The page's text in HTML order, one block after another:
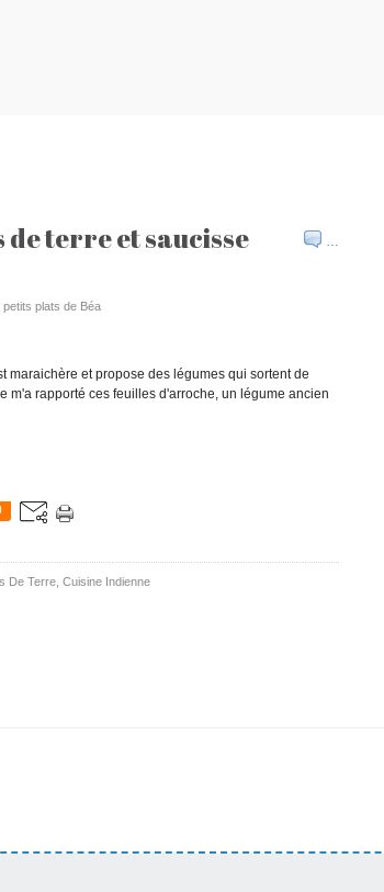
…
terre et saucisse
plats de Béa
et propose des légumes qui sortent de
rapporté ces feuilles d'arroche, un légume ancien
De Terre Cuisine Indienne